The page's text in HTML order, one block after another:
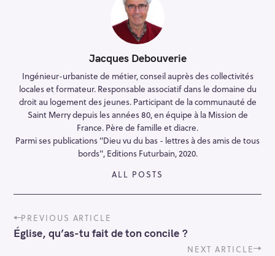
Jacques Debouverie
Ingénieur-urbaniste de métier, conseil auprès des collectivités
locales et formateur. Responsable associatif dans le domaine du
droit au logement des jeunes. Participant de la communauté de
Saint Merry depuis les années 80, en équipe à la Mission de
France. Père de famille et diacre.
Parmi ses publications "Dieu vu du bas - lettres à des amis de tous
bords", Editions Futurbain, 2020.
ALL POSTS
P
o
s
PREVIOUS ARTICLE
Église, qu’as-tu fait de ton concile ?
NEXT ARTICLE